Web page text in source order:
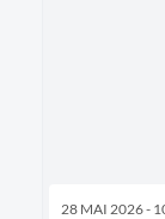
28 MAI 2026 -